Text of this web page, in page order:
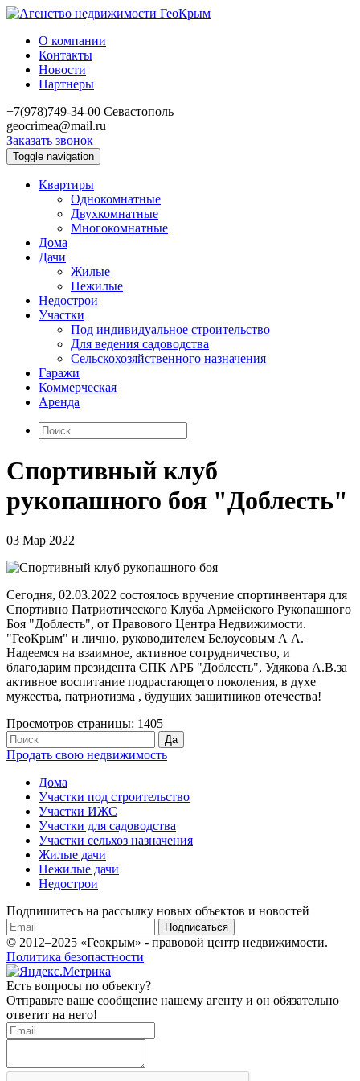
О компании
Контакты
Новости
Партнеры
+7(978)749-34-00 Севастополь
geocrimea@mail.ru
Заказать звонок
Toggle navigation
Квартиры
Однокомнатные
Двухкомнатные
Многокомнатные
Дома
Дачи
Жилые
Нежилые
Недострои
Участки
Под индивидуальное строительство
Для ведения садоводства
Сельскохозяйственного назначения
Гаражи
Коммерческая
Аренда
Спортивный клуб
рукопашного боя "Доблесть"
03 Мар 2022
Сегодня, 02.03.2022 состоялось вручение спортинвентаря для
Спортивно Патриотического Клуба Армейского Рукопашного
Боя "Доблесть", от Правового Центра Недвижимости.
"ГеоКрым" и лично, руководителем Белоусовым А А.
Надеемся на взаимное, активное сотрудничество, и
благодарим президента СПК АРБ "Доблесть", Удякова А.В.за
активное воспитание подрастающего поколения, в духе
мужества, патриотизма , будущих защитников отечества!
Просмотров страницы: 1405
Продать свою недвижимость
Дома
Участки под строительство
Участки ИЖС
Участки для садоводства
Участки сельхоз назначения
Жилые дачи
Нежилые дачи
Недострои
Подпишитесь на рассылку новых объектов и новостей
Подписаться
© 2012–2025 «Геокрым» - правовой центр недвижимости.
Политика безопастности
Есть вопросы по объекту?
Отправьте ваше сообщение нашему агенту и он обязательно
ответит на него!